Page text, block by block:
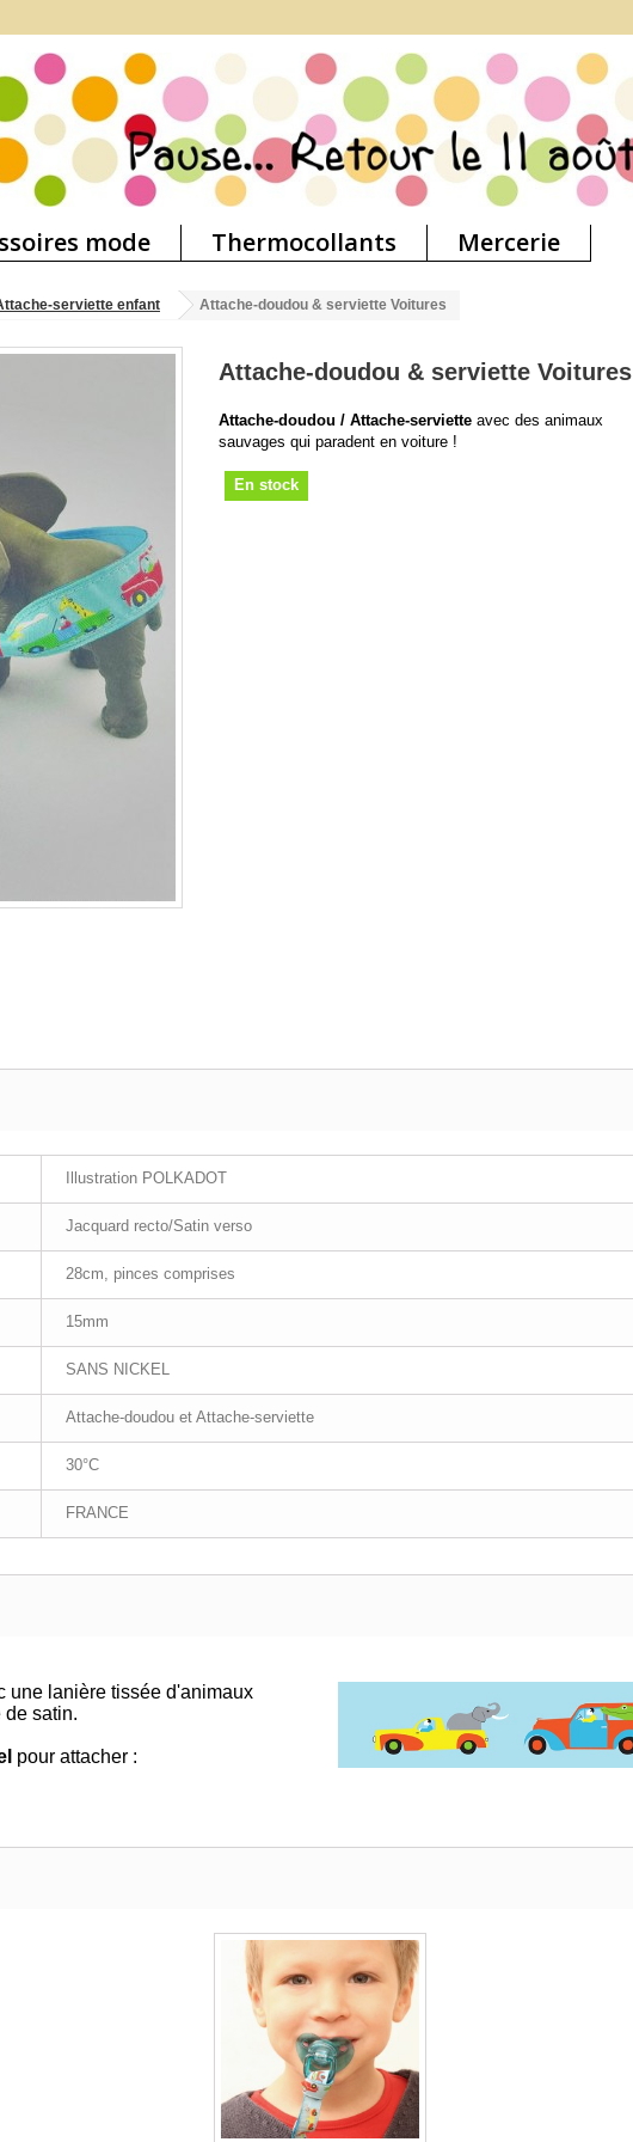
mode Thermocollants Mercerie
serviette enfant Attache-doudou & serviette Voitures
Attache-doudou & serviette Voitures
Attache-doudou / Attache-serviette avec des animaux
sauvages qui paradent en voiture !
En stock
Illustration POLKADOT
Jacquard recto/Satin verso
28cm, pinces comprises
15mm
SANS NICKEL
Attache-doudou et Attache-serviette
30°C
FRANCE
une lanière tissée d'animaux
satin.
pour attacher :